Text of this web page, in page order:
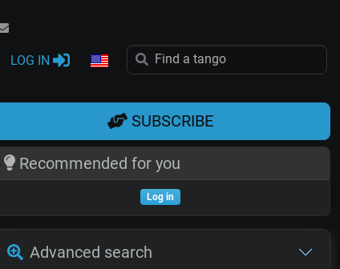
LOG IN
SUBSCRIBE
Recommended for you
Log in
Advanced search